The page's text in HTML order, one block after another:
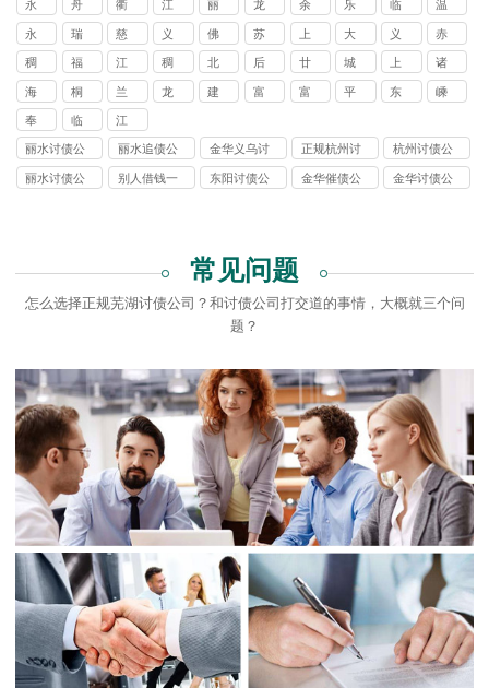
公
司
公
司
公
司
公
司
公
司
公
司
公
司
公
司
债
公
司
债
公
司
债
公
司
债
公
司
债
公
司
公
司
讨
债
公
司
讨
债
公
司
讨
债
公
司
讨
债
公
司
讨
债
公
司
讨
债
公
司
讨
债
公
司
债
公
司
债
公
司
讨
债
公
司
讨
债
公
司
区
讨
债
公
司
区
讨
债
公
县
讨
债
公
县
讨
债
公
县
讨
债
公
市
讨
债
公
市
讨
债
公
市
讨
债
公
永
康
市
讨
债
公
司
舟
山
衢
州
江
山
丽
水
龙
泉
余
姚
乐
清
临
海
温
岭
永
康
瑞
安
慈
溪
义
乌
讨
债
司
佛
堂
镇
讨
公
司
苏
溪
镇
讨
公
司
上
溪
镇
讨
公
司
大
陈
镇
讨
公
司
义
亭
镇
讨
公
司
赤
岸
镇
讨
公
司
稠
城
街
道
讨
债
福
田
街
道
讨
债
江
东
街
道
讨
债
稠
江
讨
债
北
苑
讨
债
后
宅
讨
债
廿
三
道
讨
城
西
讨
债
上
虞
诸
暨
海
宁
桐
乡
兰
溪
龙
建
富
富
平
东
嵊
奉
化
临
安
江
山
丽水讨债公
司
丽水追债公
司
金华义乌讨
债要账
正规杭州讨
债公司
杭州讨债公
司
丽水讨债公
别人借钱一
东阳讨债公
金华催债公
金华讨债公
常见问题
怎么选择正规芜湖讨债公司？和讨债公司打交道的事情，大概就三个问
题？